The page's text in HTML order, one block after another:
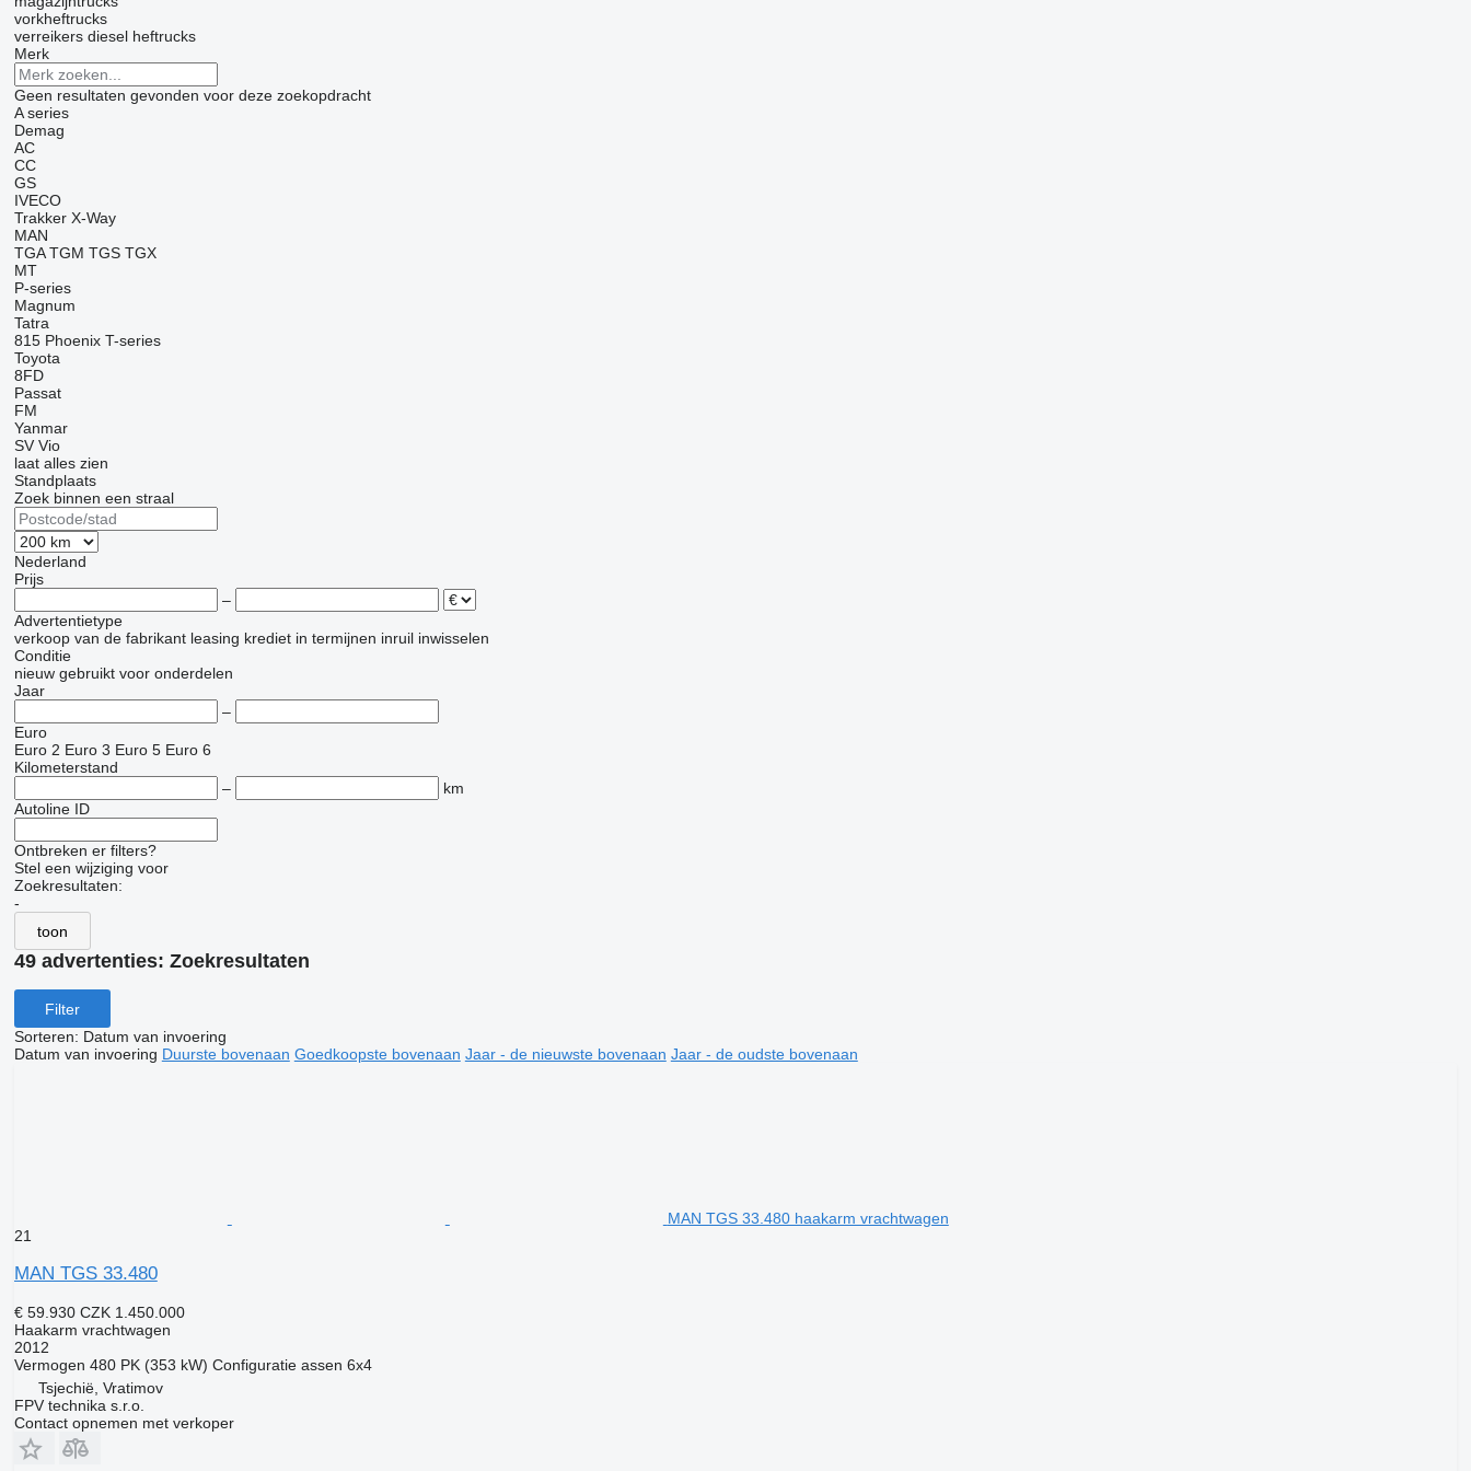
vorkheftrucks
verreikers diesel heftrucks
Merk
Geen resultaten gevonden voor deze zoekopdracht
A series
Demag
AC
CC
GS
IVECO
Trakker X-Way
MAN
TGA TGM TGS TGX
MT
P-series
Magnum
Tatra
815 Phoenix T-series
Toyota
8FD
Passat
FM
Yanmar
SV Vio
laat alles zien
Standplaats
Zoek binnen een straal
Nederland
Prijs
–
Advertentietype
verkoop van de fabrikant leasing krediet in termijnen inruil inwisselen
Conditie
nieuw gebruikt voor onderdelen
Jaar
–
Euro
Euro 2 Euro 3 Euro 5 Euro 6
Kilometerstand
–
km
Autoline ID
Ontbreken er filters?
Stel een wijziging voor
Zoekresultaten:
-
toon
49 advertenties: Zoekresultaten
Filter
Sorteren: Datum van invoering
Datum van invoering Duurste bovenaan Goedkoopste bovenaan Jaar - de nieuwste bovenaan Jaar - de oudste bovenaan
MAN TGS 33.480 haakarm vrachtwagen
21
MAN TGS 33.480
€ 59.930 CZK 1.450.000
Haakarm vrachtwagen
2012
Vermogen 480 PK (353 kW) Configuratie assen 6x4
Tsjechië, Vratimov
FPV technika s.r.o.
Contact opnemen met verkoper